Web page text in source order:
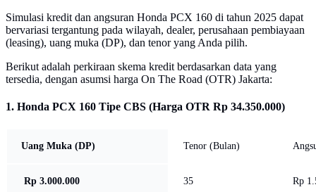
Simulasi kredit dan angsuran Honda PCX 160 di tahun 2025 dapat
bervariasi tergantung pada wilayah, dealer, perusahaan pembiayaan
(leasing), uang muka (DP), dan tenor yang Anda pilih.
Berikut adalah perkiraan skema kredit berdasarkan data yang
tersedia, dengan asumsi harga On The Road (OTR) Jakarta:
1. Honda PCX 160 Tipe CBS (Harga OTR Rp 34.350.000)
Uang Muka (DP) Tenor (Bulan)
Rp 3.000.000 35 Rp